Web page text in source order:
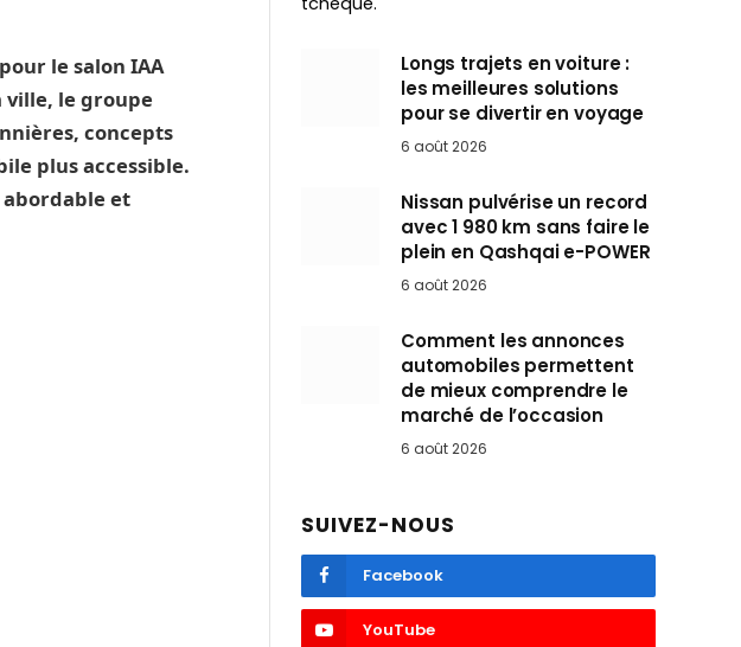
le salon IAA
ville, le groupe
concepts
plus accessible.
et
Longs trajets en voiture :
les meilleures solutions
pour se divertir en voyage
6 août 2026
Nissan pulvérise un record
avec 1 980 km sans faire le
plein en Qashqai e-POWER
6 août 2026
Comment les annonces
automobiles permettent
de mieux comprendre le
marché de l’occasion
6 août 2026
SUIVEZ-NOUS
Facebook
YouTube